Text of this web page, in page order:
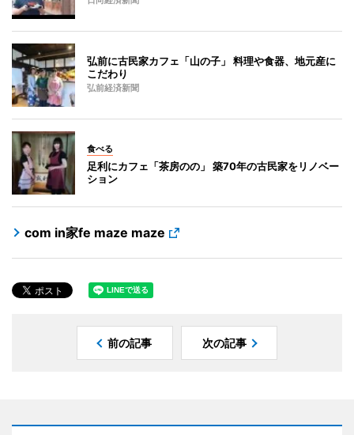
弘前に古民家カフェ「山の子」 料理や食器、地元産に
こだわり
弘前経済新聞
食べる
足利にカフェ「茶房のの」 築70年の古民家をリノベー
ション
com in家fe maze maze
前の記事 次の記事